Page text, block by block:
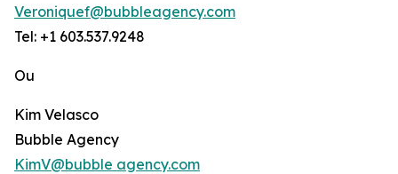
Veroniquef@bubbleagency.com
Tel: +1 603.537.9248
Ou
Kim Velasco
Bubble Agency
KimV@bubble agency.com